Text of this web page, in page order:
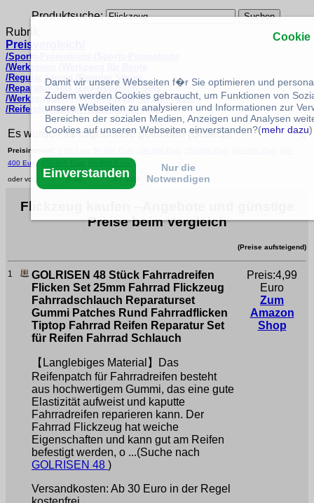
Produktsuche:
Rubrik:
Preisvergleich/
/Sports-Promotions /Sports-Promotions
/Werkzeuge /Werkzeug für Boote
/Regular Stores /Regular Stores
/Reparatur-Sets /Zelt-Reparatur-Sets
/Werkzeugsets /Werkzeugsets für Fahrräder
/Reifendichtmittel /Reifendichtmittel
Es wurden 11 Ergebnisse gefunden (Seite:1): 1
Preisintervall:
400 Euro
oder von: € bis: €
Flickzeug kaufen --Angebote und günstige
Preise beim Vergleich
(Preise aufsteigend)
1
GOLRISEN 48 Stück Fahrradreifen
Flicken Set 25mm Fahrrad Flickzeug
Fahrradschlauch Reparaturset
Gummi Patches Rund Fahrradflicken
Tiptop Fahrrad Reifen Reparatur Set
für Reifen Fahrrad Schlauch
【Langlebiges Material】Das
Reifenpatch für Fahrradreifen besteht
aus hochwertigem Gummi, das eine gute
Elastizität aufweist und kaputte
Fahrradreifen reparieren kann. Der
Fahrrad Flickzeug hat weiche
Eigenschaften und kann gut am Reifen
befestigt werden, o ...(Suche nach
GOLRISEN 48 )
Versandkosten: Ab 30 Euro in der Regel
Preis:4,99
Euro
Zum
Amazon
Shop
Cookie
Damit wir unsere Webseiten f�r Sie optimieren und
Zudem werden Cookies gebraucht, um Funktionen von
unsere Webseiten zu analysieren und Informationen zur
Bereichen der sozialen Medien, Anzeigen und Analysen
Cookies auf unseren Webseiten einverstanden?(mehr dazu)
Einverstanden
Nur die
Notwendigen